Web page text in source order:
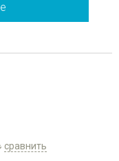
сравнить